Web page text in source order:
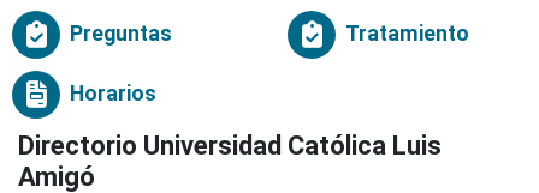
Preguntas Tratamiento
Horarios
Directorio Universidad Católica Luis
Amigó